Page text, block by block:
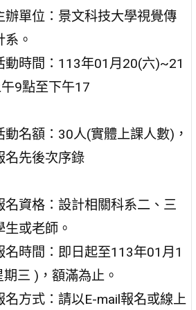
辦單位：景文科技大學視覺傳
系。
動時間：113年01月20(六)~21
9點至下午17
動名額：30人(實體上課人數)，
名先後次序錄
名資格：設計相關科系二、三
生或老師。
名時間：即日起至113年01月1
期三 )，額滿為止。
名方式：請以E-mail報名或線上